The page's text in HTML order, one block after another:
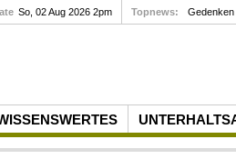
So, 02 Aug 2026 2pm Topnews: Gedenken